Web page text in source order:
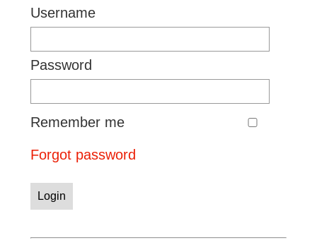
Username
Password
Remember me
Forgot password
Login
Subscription